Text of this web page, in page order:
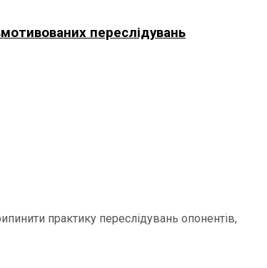
переслідувань
практику переслідувань опонентів,